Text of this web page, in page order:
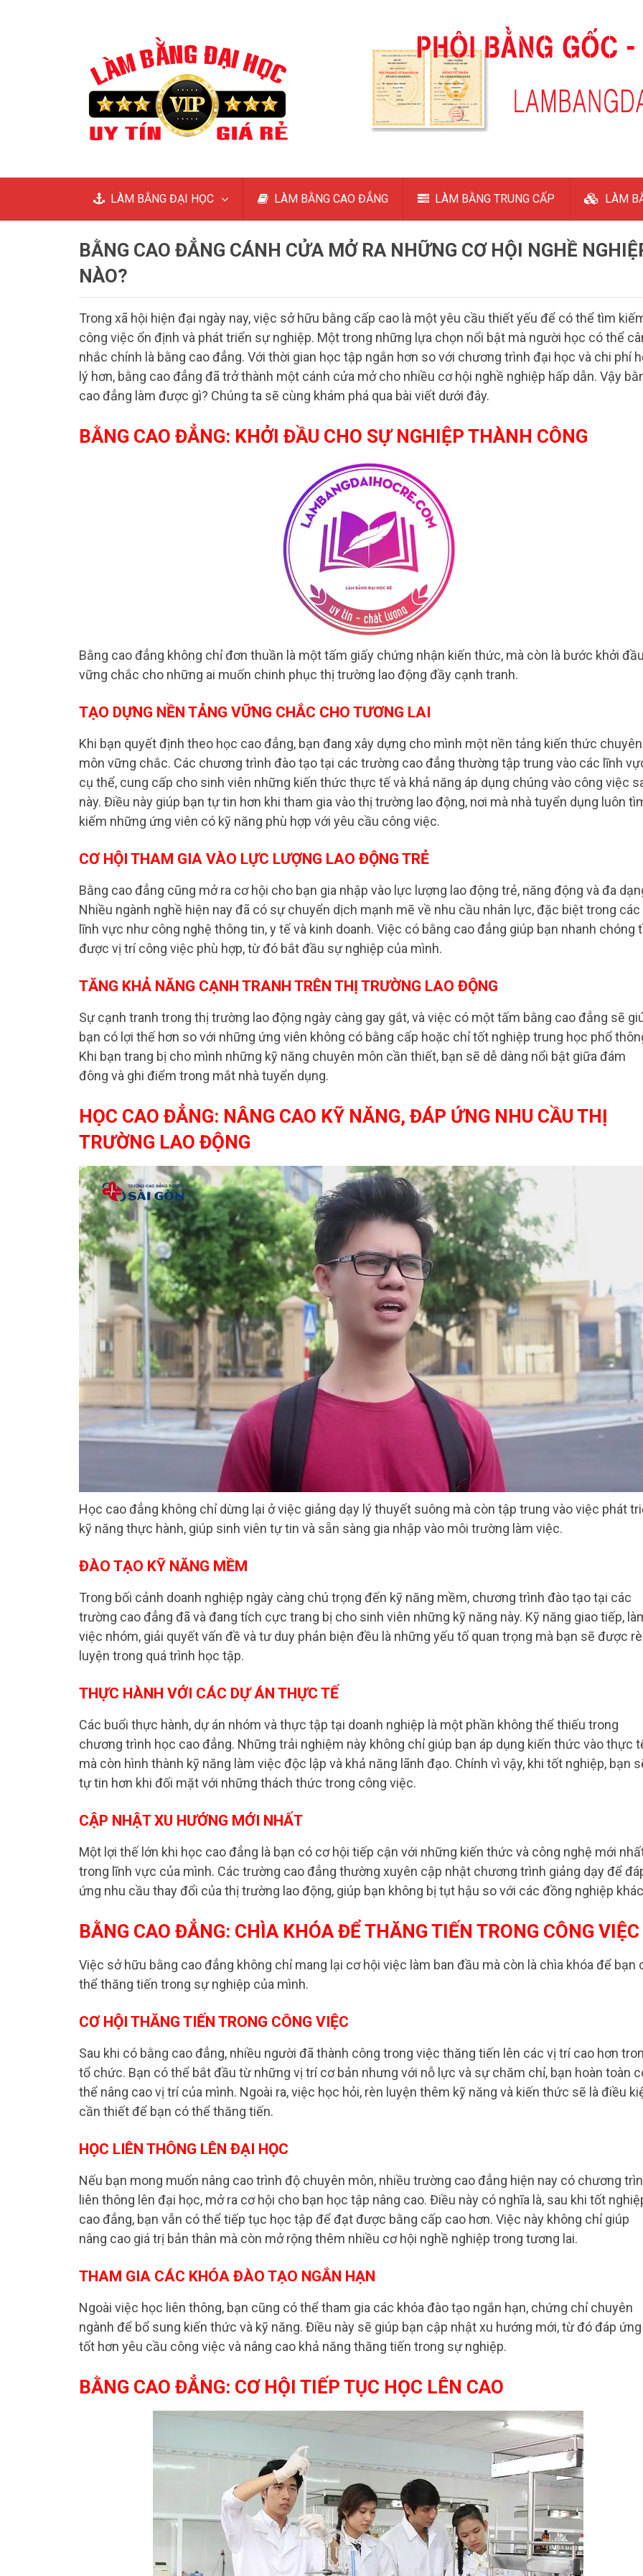
LÀM BẰNG ĐẠI HỌC LÀM BẰNG CAO ĐẲNG LÀM BẰNG TRUNG CẤP LÀM
BẰNG CAO ĐẲNG CÁNH CỬA MỞ RA NHỮNG CƠ HỘI NGHỀ
NÀO?
Trong xã hội hiện đại ngày nay, việc sở hữu bằng cấp cao là một yêu cầu thiết yếu để có thể tìm
công việc ổn định và phát triển sự nghiệp. Một trong những lựa chọn nổi bật mà người học có thể
nhắc chính là bằng cao đẳng. Với thời gian học tập ngắn hơn so với chương trình đại học và chi phí
lý hơn, bằng cao đẳng đã trở thành một cánh cửa mở cho nhiều cơ hội nghề nghiệp hấp dẫn. Vậy
cao đẳng làm được gì? Chúng ta sẽ cùng khám phá qua bài viết dưới đây.
BẰNG CAO ĐẲNG: KHỞI ĐẦU CHO SỰ NGHIỆP THÀNH CÔNG
Bằng cao đẳng không chỉ đơn thuần là một tấm giấy chứng nhận kiến thức, mà còn là bước khởi
vững chắc cho những ai muốn chinh phục thị trường lao động đầy cạnh tranh.
TẠO DỰNG NỀN TẢNG VỮNG CHẮC CHO TƯƠNG LAI
Khi bạn quyết định theo học cao đẳng, bạn đang xây dựng cho mình một nền tảng kiến thức chuyên
môn vững chắc. Các chương trình đào tạo tại các trường cao đẳng thường tập trung vào các lĩnh
cụ thể, cung cấp cho sinh viên những kiến thức thực tế và khả năng áp dụng chúng vào công việc
này. Điều này giúp bạn tự tin hơn khi tham gia vào thị trường lao động, nơi mà nhà tuyển dụng luôn
kiếm những ứng viên có kỹ năng phù hợp với yêu cầu công việc.
CƠ HỘI THAM GIA VÀO LỰC LƯỢNG LAO ĐỘNG TRẺ
Bằng cao đẳng cũng mở ra cơ hội cho bạn gia nhập vào lực lượng lao động trẻ, năng động và đa
Nhiều ngành nghề hiện nay đã có sự chuyển dịch mạnh mẽ về nhu cầu nhân lực, đặc biệt trong các
lĩnh vực như công nghệ thông tin, y tế và kinh doanh. Việc có bằng cao đẳng giúp bạn nhanh chóng
được vị trí công việc phù hợp, từ đó bắt đầu sự nghiệp của mình.
TĂNG KHẢ NĂNG CẠNH TRANH TRÊN THỊ TRƯỜNG LAO ĐỘNG
Sự cạnh tranh trong thị trường lao động ngày càng gay gắt, và việc có một tấm bằng cao đẳng sẽ
bạn có lợi thế hơn so với những ứng viên không có bằng cấp hoặc chỉ tốt nghiệp trung học phổ
Khi bạn trang bị cho mình những kỹ năng chuyên môn cần thiết, bạn sẽ dễ dàng nổi bật giữa đám
đông và ghi điểm trong mắt nhà tuyển dụng.
HỌC CAO ĐẲNG: NÂNG CAO KỸ NĂNG, ĐÁP ỨNG NHU CẦU THỊ
TRƯỜNG LAO ĐỘNG
Học cao đẳng không chỉ dừng lại ở việc giảng dạy lý thuyết suông mà còn tập trung vào việc phát
kỹ năng thực hành, giúp sinh viên tự tin và sẵn sàng gia nhập vào môi trường làm việc.
ĐÀO TẠO KỸ NĂNG MỀM
Trong bối cảnh doanh nghiệp ngày càng chú trọng đến kỹ năng mềm, chương trình đào tạo tại các
trường cao đẳng đã và đang tích cực trang bị cho sinh viên những kỹ năng này. Kỹ năng giao tiếp,
việc nhóm, giải quyết vấn đề và tư duy phản biện đều là những yếu tố quan trọng mà bạn sẽ được
luyện trong quá trình học tập.
THỰC HÀNH VỚI CÁC DỰ ÁN THỰC TẾ
Các buổi thực hành, dự án nhóm và thực tập tại doanh nghiệp là một phần không thể thiếu trong
chương trình học cao đẳng. Những trải nghiệm này không chỉ giúp bạn áp dụng kiến thức vào thực
mà còn hình thành kỹ năng làm việc độc lập và khả năng lãnh đạo. Chính vì vậy, khi tốt nghiệp, bạn
tự tin hơn khi đối mặt với những thách thức trong công việc.
CẬP NHẬT XU HƯỚNG MỚI NHẤT
Một lợi thế lớn khi học cao đẳng là bạn có cơ hội tiếp cận với những kiến thức và công nghệ mới
trong lĩnh vực của mình. Các trường cao đẳng thường xuyên cập nhật chương trình giảng dạy để
ứng nhu cầu thay đổi của thị trường lao động, giúp bạn không bị tụt hậu so với các đồng nghiệp
BẰNG CAO ĐẲNG: CHÌA KHÓA ĐỂ THĂNG TIẾN TRONG CÔNG VIỆC
Việc sở hữu bằng cao đẳng không chỉ mang lại cơ hội việc làm ban đầu mà còn là chìa khóa để bạn
thể thăng tiến trong sự nghiệp của mình.
CƠ HỘI THĂNG TIẾN TRONG CÔNG VIỆC
Sau khi có bằng cao đẳng, nhiều người đã thành công trong việc thăng tiến lên các vị trí cao hơn
tổ chức. Bạn có thể bắt đầu từ những vị trí cơ bản nhưng với nỗ lực và sự chăm chỉ, bạn hoàn toàn
thể nâng cao vị trí của mình. Ngoài ra, việc học hỏi, rèn luyện thêm kỹ năng và kiến thức sẽ là điều
cần thiết để bạn có thể thăng tiến.
HỌC LIÊN THÔNG LÊN ĐẠI HỌC
Nếu bạn mong muốn nâng cao trình độ chuyên môn, nhiều trường cao đẳng hiện nay có chương
liên thông lên đại học, mở ra cơ hội cho bạn học tập nâng cao. Điều này có nghĩa là, sau khi tốt
cao đẳng, bạn vẫn có thể tiếp tục học tập để đạt được bằng cấp cao hơn. Việc này không chỉ giúp
nâng cao giá trị bản thân mà còn mở rộng thêm nhiều cơ hội nghề nghiệp trong tương lai.
THAM GIA CÁC KHÓA ĐÀO TẠO NGẮN HẠN
Ngoài việc học liên thông, bạn cũng có thể tham gia các khóa đào tạo ngắn hạn, chứng chỉ chuyên
ngành để bổ sung kiến thức và kỹ năng. Điều này sẽ giúp bạn cập nhật xu hướng mới, từ đó đáp ứng
tốt hơn yêu cầu công việc và nâng cao khả năng thăng tiến trong sự nghiệp.
BẰNG CAO ĐẲNG: CƠ HỘI TIẾP TỤC HỌC LÊN CAO